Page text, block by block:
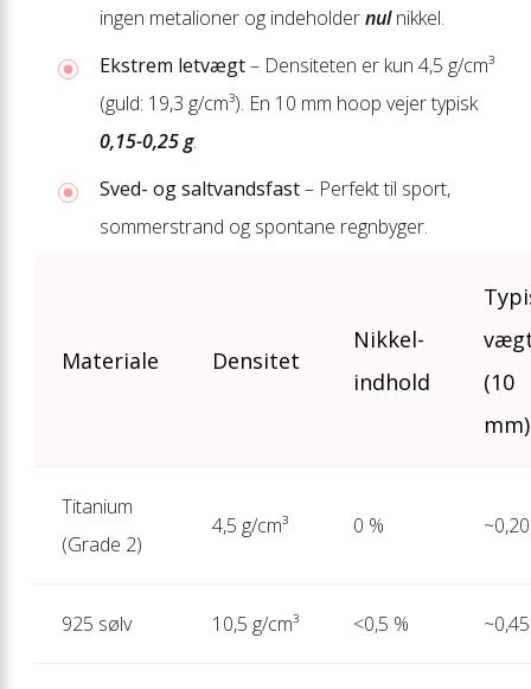
ingen metal­ioner og indeholdernulnikkel.
Ekstrem letvægt– Densiteten er kun 4,5 g/cm³
(guld: 19,3 g/cm³). En 10 mm hoop vejer typisk
0,15-0,25 g.
Sved- og saltvandsfast– Perfekt til sport,
sommer­strand og spontane regn­byger.
Materiale Densitet
Nikkel-
indhold
(10
mm)
Titanium
(Grade 2)
4,5 g/cm³ 0 %
925 sølv 10,5 g/cm³ <0,5 %